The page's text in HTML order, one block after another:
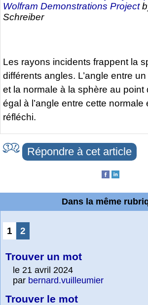
Wolfram Demonstrations Project
Schreiber
Les rayons incidents frappent la
différents angles. L’angle entre
et la normale à la sphère au point
égal à l’angle entre cette normale
réfléchi.
Répondre à cet article
Dans la même
1 2
Trouver un mot
le 21 avril 2024
par bernard.vuilleumier
Trouver le mot